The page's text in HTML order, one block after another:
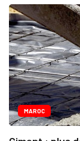
MAROC